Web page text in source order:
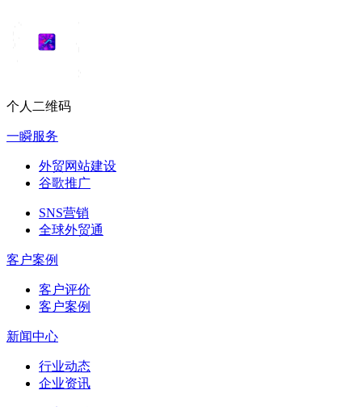
个人二维码
一瞬服务
外贸网站建设
谷歌推广
SNS营销
全球外贸通
客户案例
客户评价
客户案例
新闻中心
行业动态
企业资讯